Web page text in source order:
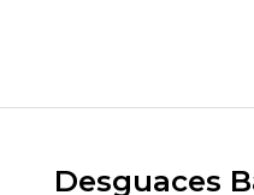
Desguaces